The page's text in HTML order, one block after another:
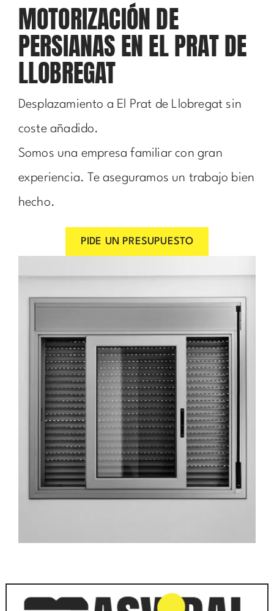
MOTORIZACIÓN DE
PERSIANAS EN EL PRAT DE
LLOBREGAT
Desplazamiento a El Prat de Llobregat sin
coste añadido.
Somos una empresa familiar con gran
experiencia. Te aseguramos un trabajo bien
hecho.
PIDE UN PRESUPUESTO